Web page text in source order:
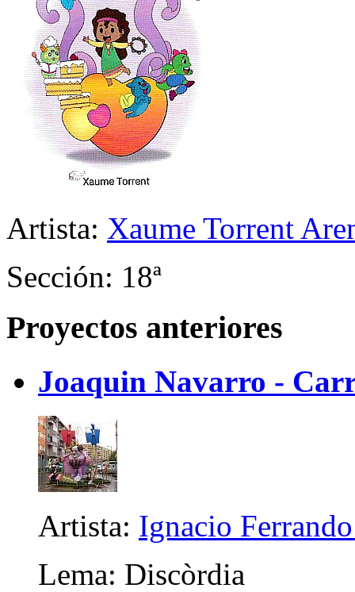
Artista: Xaume Torrent
Sección: 18ª
Proyectos anteriores
Joaquin Navarro -
Artista: Ignacio
Lema: Discòrdia